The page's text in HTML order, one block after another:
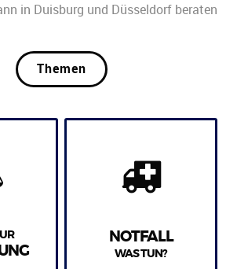
in Duisburg und Düsseldorf beraten
Themen
NOTFALL
WAS TUN?